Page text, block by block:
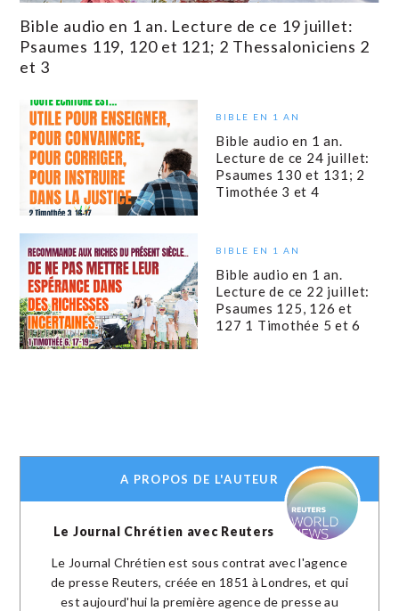
Bible audio en 1 an. Lecture de ce 19 juillet:
Psaumes 119, 120 et 121; 2 Thessaloniciens 2
et 3
BIBLE EN 1 AN
Bible audio en 1 an.
Lecture de ce 24 juillet:
Psaumes 130 et 131; 2
Timothée 3 et 4
BIBLE EN 1 AN
Bible audio en 1 an.
Lecture de ce 22 juillet:
Psaumes 125, 126 et
127 1 Timothée 5 et 6
A PROPOS DE L'AUTEUR
Le Journal Chrétien avec Reuters
Le Journal Chrétien est sous contrat avec l'agence
de presse Reuters, créée en 1851 à Londres, et qui
est aujourd'hui la première agence de presse au